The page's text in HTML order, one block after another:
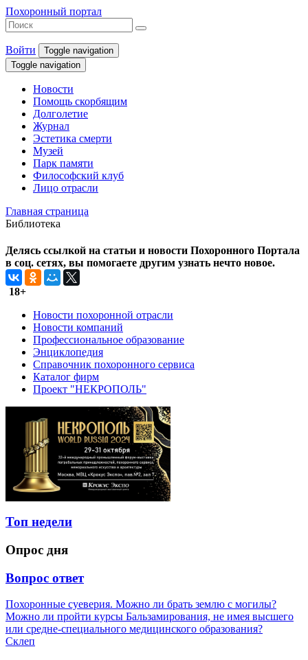
Похоронный портал
Войти
Toggle navigation
Toggle navigation
Новости
Помощь скорбящим
Долголетие
Журнал
Эстетика смерти
Музей
Парк памяти
Философский клуб
Лицо отрасли
Главная страница
Библиотека
Делясь ссылкой на статьи и новости Похоронного Портала
в соц. сетях, вы помогаете другим узнать нечто новое.
18+
Новости похоронной отрасли
Новости компаний
Профессиональное образование
Энциклопедия
Справочник похоронного сервиса
Каталог фирм
Проект "НЕКРОПОЛЬ"
Топ недели
Опрос дня
Вопрос ответ
Похоронные суеверия. Можно ли брать землю с могилы?
Можно ли пройти курсы Бальзамирования, не имея высшего
или средне-специального медицинского образования?
Склеп